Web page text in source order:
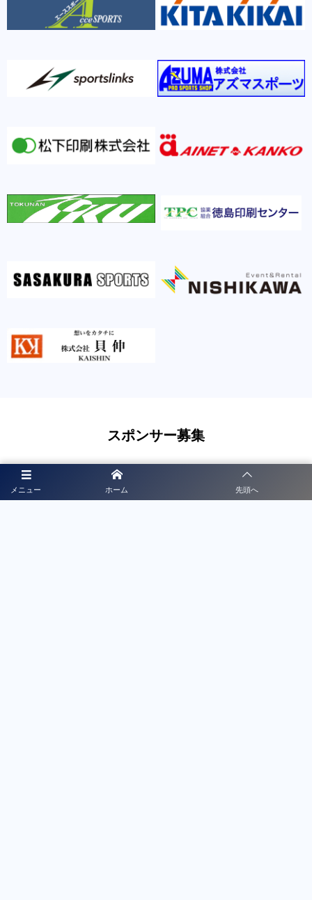
スポンサー募集
徳島県サッカー協会公式HPではバナー広告を掲載していま
メニュー ホーム 先頭へ